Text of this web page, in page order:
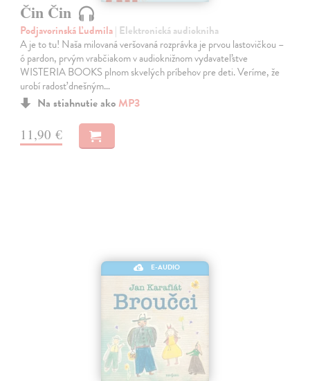
Čin Čin
Podjavorinská Ľudmila| Elektronická audiokniha
A je to tu! Naša milovaná veršovaná rozprávka je prvou lastovičkou –
ó pardon, prvým vrabčiakom v audioknižnom vydavateľstve
WISTERIA BOOKS plnom skvelých príbehov pre deti. Veríme, že
urobí radosť dnešným…
Na stiahnutie ako MP3
11,90 €
E-AUDIO